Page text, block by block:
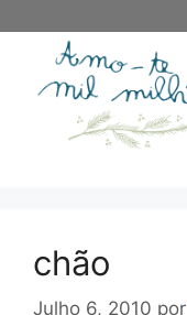
conteúdo
chão
Julho 6, 2010 por